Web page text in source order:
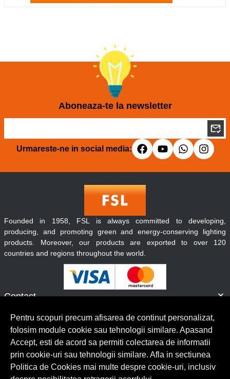
Aboneaza-te la newsletter
Urmareste-ne in social media:
Contact
Servicii clienti
Founded in 1958, FSL is always committed to developing,
producing, and promoting green and energy-conserving lighting
products. Moreover, our products are exported to over 120
countries and regions throughout the world.
© Copyright 2026 Lumilux. Toate drepturile rezervate.
Pentru scopuri precum afisarea de continut personalizat,
folosim module cookie sau tehnologii similare. Apasand
Accept, esti de acord sa permiti colectarea de informatii
prin cookie-uri sau tehnologii similare. Afla in sectiunea
Politica de Cookies mai multe despre cookie-uri, inclusiv